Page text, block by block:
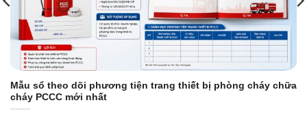
Mẫu sổ theo dõi phương tiện trang thiết bị phòng cháy chữa
cháy PCCC mới nhất